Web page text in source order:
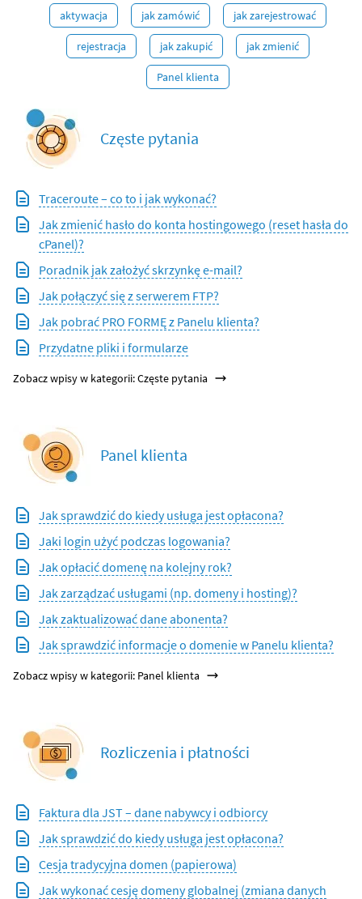
aktywacja jak zamówić jak zarejestrować
rejestracja jak zakupić jak zmienić
Panel klienta
Częste pytania
Traceroute – co to i jak wykonać?
Jak zmienić hasło do konta hostingowego (reset hasła do
cPanel)?
Poradnik jak założyć skrzynkę e-mail?
Jak połączyć się z serwerem FTP?
Jak pobrać PRO FORMĘ z Panelu klienta?
Przydatne pliki i formularze
Zobacz wpisy w kategorii: Częste pytania
Panel klienta
Jak sprawdzić do kiedy usługa jest opłacona?
Jaki login użyć podczas logowania?
Jak opłacić domenę na kolejny rok?
Jak zarządzać usługami (np. domeny i hosting)?
Jak zaktualizować dane abonenta?
Jak sprawdzić informacje o domenie w Panelu klienta?
Zobacz wpisy w kategorii: Panel klienta
Rozliczenia i płatności
Faktura dla JST – dane nabywcy i odbiorcy
Jak sprawdzić do kiedy usługa jest opłacona?
Cesja tradycyjna domen (papierowa)
Jak wykonać cesję domeny globalnej (zmiana danych